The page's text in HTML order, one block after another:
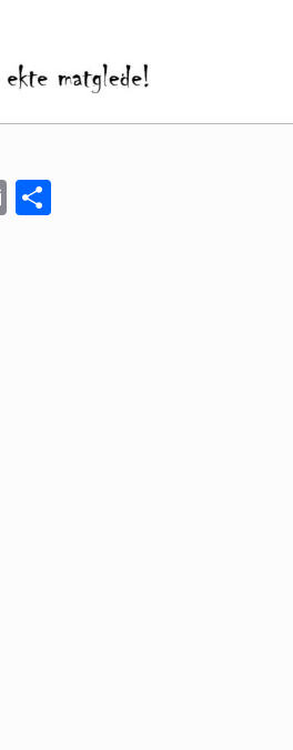
EmailShare